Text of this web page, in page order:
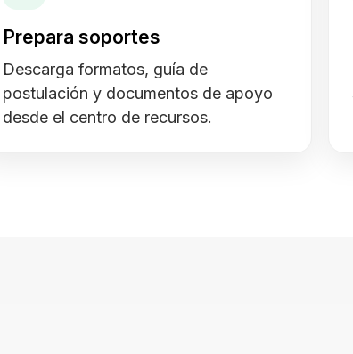
Prepara soportes
Descarga formatos, guía de
postulación y documentos de apoyo
desde el centro de recursos.